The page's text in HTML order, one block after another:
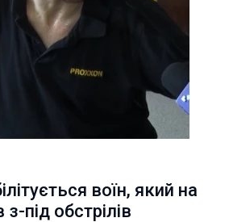
воїн, який на
під обстрілів